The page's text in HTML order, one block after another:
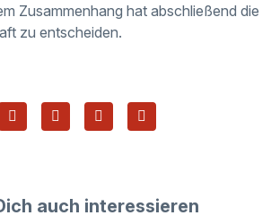
Zusammenhang hat abschließend die
zu entscheiden.
auch interessieren